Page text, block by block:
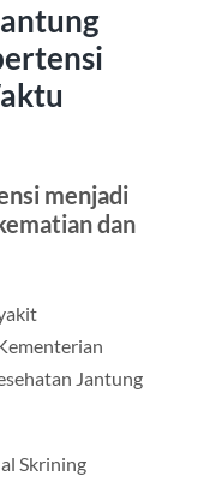
menjadi
dan
Jantung
Skrining